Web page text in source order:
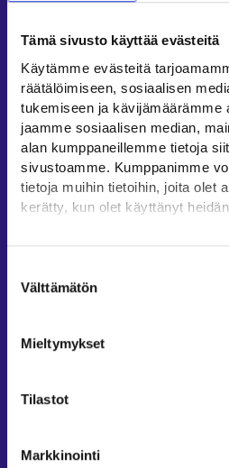
Tämä sivusto käyttää evästeitä
Käytämme evästeitä
räätälöimiseen, sosiaalisen
tukemiseen ja kävijämäärämme
jaamme sosiaalisen median,
alan kumppaneillemme tietoja
sivustoamme. Kumppanimme
tietoja muihin tietoihin, joita olet
kerätty, kun olet käyttänyt
Löydät tietoa evästeiden
Lue tarkemmin
valinta
Välttämätön
Mieltymykset
Tilastot
Markkinointi
Työllisyysalueiden yhteystiedot
Sähköisen asioinnin tuki
Työttömyysturvaneuvonta
Yritys- ja työnantaja-asiakkaan
Asiointi- ja Oma työpolku -
Tuki ja palaute
Työ- ja elinkeinoministeriö⁠
Osaamispolku⁠
Seuraa meitä